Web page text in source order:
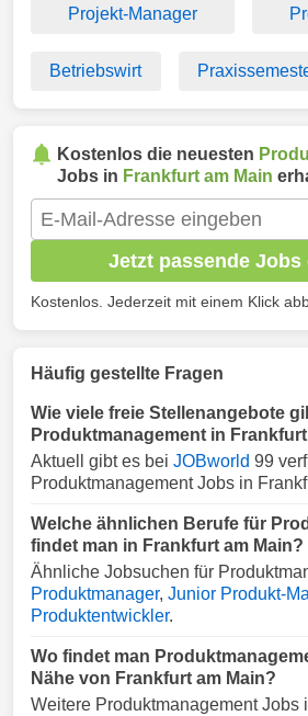
Projekt-Manager
Betriebswirt
Kostenlos die neuesten
Jobs in Frankfurt am Main
Jetzt passende Jobs
Kostenlos. Jederzeit mit einem Klick
Häufig gestellte Fragen
Wie viele freie Stellenangebote
Produktmanagement in
Aktuell gibt es bei JOBworld 99
Produktmanagement Jobs in
Welche ähnlichen Berufe für
findet man in Frankfurt am Main?
Ähnliche Jobsuchen für
Produktmanager, Junior Produkt-
Produktentwickler.
Wo findet man
Nähe von Frankfurt am Main?
Weitere Produktmanagement Jobs